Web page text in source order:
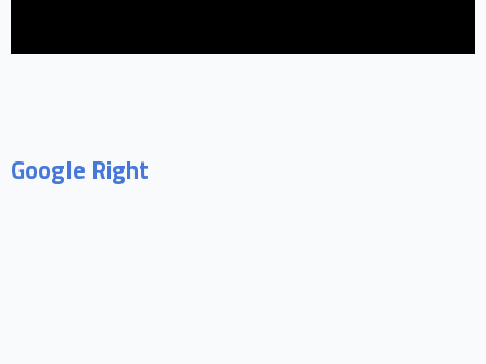
Google Right